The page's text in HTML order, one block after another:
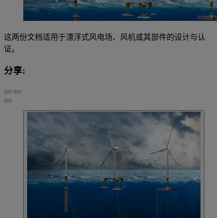
这两份文档适用于漂浮式风电场、风机或其部件的设计与认
证。
分享: